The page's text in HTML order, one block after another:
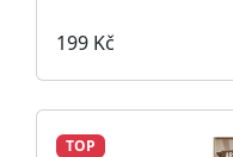
199 Kč
TOP